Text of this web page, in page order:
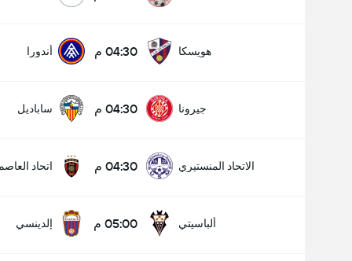
هويسكا 04:30 م أندورا
جيرونا 04:30 م ساباديل
الاتحاد المنستيري 04:30 م اتحاد
ألباسيتي 05:00 م إلدينسي